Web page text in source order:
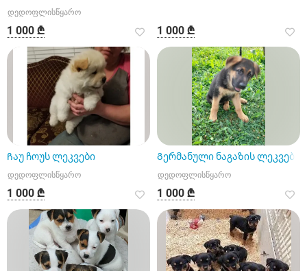
დედოფლისწყარო
1 000 ₾ 1 000 ₾
Ჩაუ ჩოუს ლეკვები
დედოფლისწყარო
1 000 ₾
Გერმანული ნაგაზის ლეკვები
დედოფლისწყარო
1 000 ₾